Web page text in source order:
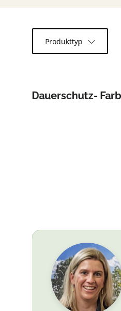
Produkttyp
Dauerschutz-